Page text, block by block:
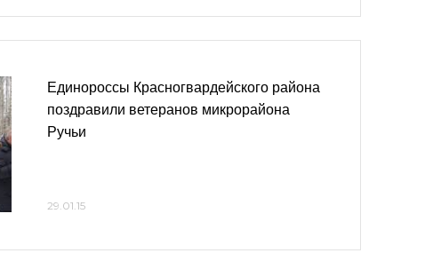
Единороссы Красногвардейского района
поздравили ветеранов микрорайона
Ручьи
29.01.15